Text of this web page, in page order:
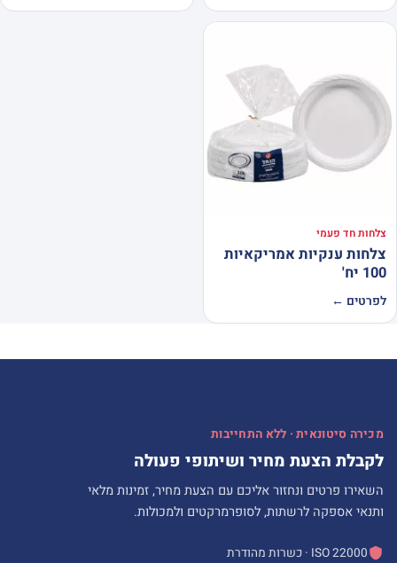
צלחות חד פעמי
צלחות ענקיות אמריקאיות
100 יח'
לפרטים ←
מכירה סיטונאית · ללא התחייבות
לקבלת הצעת מחיר ושיתופי פעולה
השאירו פרטים ונחזור אליכם עם הצעת מחיר, זמינות מלאי
ותנאי אספקה לרשתות, לסופרמרקטים ולמכולות.
ISO 22000 · כשרות מהודרת